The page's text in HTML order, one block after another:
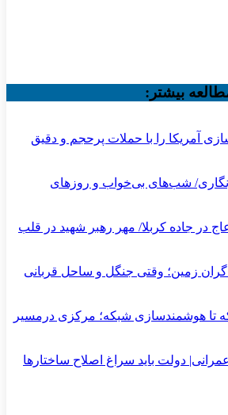
بیشتر:
آمریکا را با حملات پرحجم‌‌ و دقیق‌
شب‌های بی‌خواب و روزهای
در جاده کربلا/ مهر رهبر شهید در قلب
زمین؛ وقتی جنگل و ساحل قربانی
شبکه تا هوشمندسازی شبکه؛ مرکزی درمسیر
دولت باید سراغ اصلاح ساختارها